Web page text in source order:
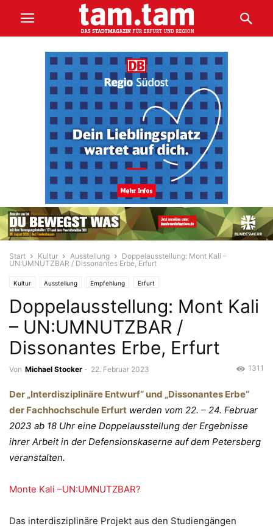
Start Kultur Ausstellung
Doppelausstellung: Mont Kali –
UN:UMNUTZBAR / Dissonantes Erbe, Erfurt
Kultur Ausstellung Empfehlung Erfurt
Doppelausstellung: Mont Kali
– UN:UMNUTZBAR /
Dissonantes Erbe, Erfurt
Von Michael Stocker - 22. Februar 2023 1311
Der „Interdisziplinäre Entwurf“ und „Dissonantes Erbe“
der Fachhochschule Erfurt werden vom 22. – 24. Februar
2023 ab 18 Uhr eine Doppelausstellung der Ergebnisse
ihrer Arbeit in der Defensionskaserne auf dem Petersberg
veranstalten.
Monte Kali –UN:UMNUTZBAR?
Das interdisziplinäre Projekt aus den Studiengängen